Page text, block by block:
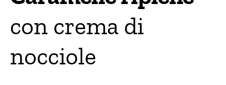
con crema di
nocciole